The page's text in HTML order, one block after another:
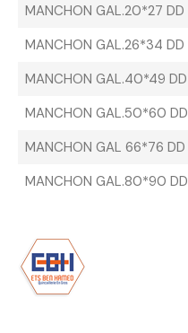
MANCHON GAL.20*27 DD
MANCHON GAL.26*34 DD
MANCHON GAL.40*49 DD
MANCHON GAL.50*60 DD
MANCHON GAL 66*76 DD
MANCHON GAL.80*90 DD